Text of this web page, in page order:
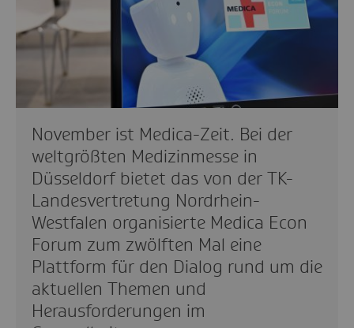
November ist Medica-Zeit. Bei der
weltgrößten Medizinmesse in
Düsseldorf bietet das von der TK-
Landesvertretung Nordrhein-
Westfalen organisierte Medica Econ
Forum zum zwölften Mal eine
Plattform für den Dialog rund um die
aktuellen Themen und
Herausforderungen im